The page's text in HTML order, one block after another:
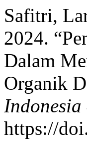
Safitri,
2024.
Dalam
Organik
Indonesia
https://